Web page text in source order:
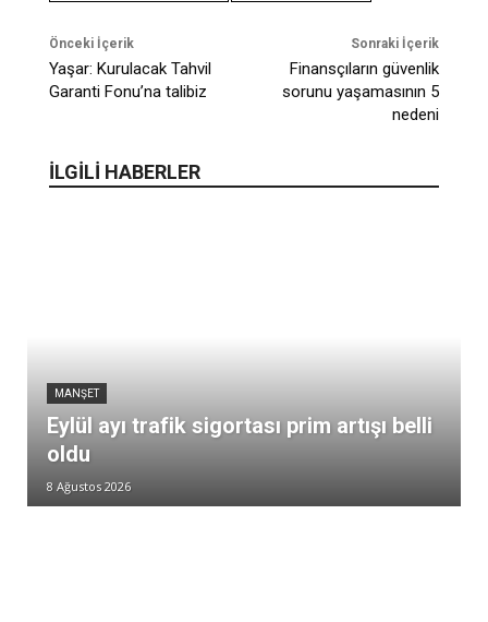
Önceki İçerik
Yaşar: Kurulacak Tahvil
Garanti Fonu’na talibiz
Sonraki İçerik
Finansçıların güvenlik
sorunu yaşamasının 5
nedeni
İLGİLİ HABERLER
MANŞET
Eylül ayı trafik sigortası prim artışı belli
oldu
8 Ağustos 2026